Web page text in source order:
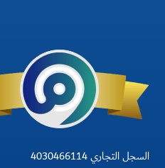
السجل التجاري 4030466114